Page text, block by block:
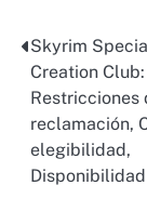
Post
navigation
Skyrim
Creation Club:
Restricciones
reclamación,
elegibilidad,